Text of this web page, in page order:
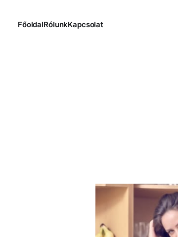
FőoldalRólunkKapcsolat